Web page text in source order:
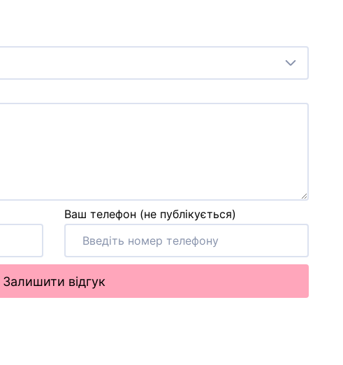
Ваш телефон (не публікується)
Залишити відгук